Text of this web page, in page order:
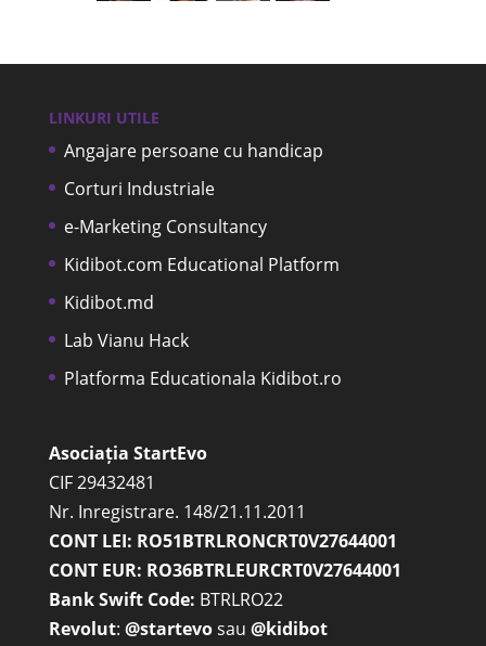
LINKURI UTILE
Angajare persoane cu handicap
Corturi Industriale
e-Marketing Consultancy
Kidibot.com Educational Platform
Kidibot.md
Lab Vianu Hack
Platforma Educationala Kidibot.ro
Asociația StartEvo
CIF 29432481
Nr. Inregistrare. 148/21.11.2011
CONT LEI: RO51BTRLRONCRT0V27644001
CONT EUR: RO36BTRLEURCRT0V27644001
Bank Swift Code: BTRLRO22
Revolut: @startevosau @kidibot